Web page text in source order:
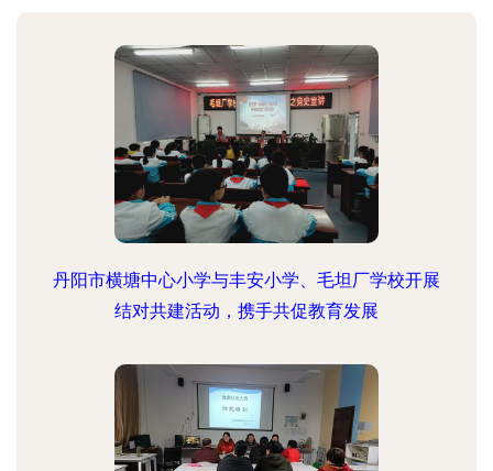
丹阳市横塘中心小学与丰安小学、毛坦厂学校开展
结对共建活动，携手共促教育发展